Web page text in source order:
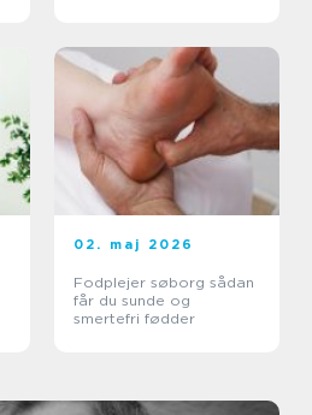
02. maj 2026
Fodplejer søborg sådan
får du sunde og
smertefri fødder